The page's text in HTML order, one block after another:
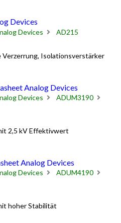
Devices
Devices AD215
Verzerrung, Isolationsverstärker
Analog Devices
Devices
ADUM3190
2,5 kV Effektivwert
Analog Devices
Devices
ADUM4190
hoher Stabilität